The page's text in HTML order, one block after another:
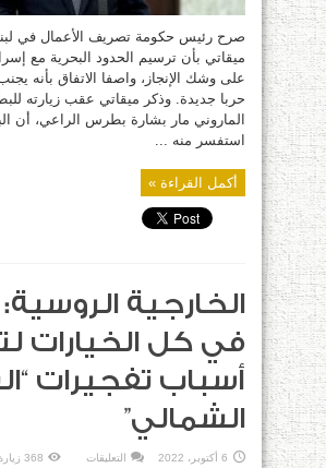
صرح رئيس حكومة تصريف الأعمال في
ميقاتي بأن ترسيم الحدود البحرية مع
على وشك الإنجاز، واصفا الاتفاق بأنه
حربا جديدة. وذكر ميقاتي عقب زيارته
الماروني مار بشارة بطرس الراعي، أن
استفسر منه ...
أكمل القراءة »
الخارجية
في كل الخيارات
أسباب تفجيرات
الشمالي”
6 أكتوبر، 2022 التعليقات 368 زيارة